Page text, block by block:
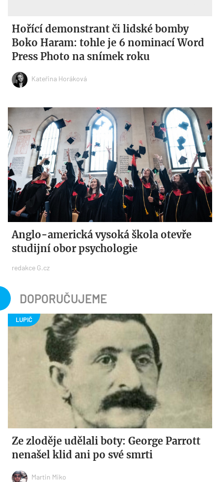
Hořící demonstrant či lidské bomby
Boko Haram: tohle je 6 nominací Word
Press Photo na snímek roku
Kateřina Horáková
Anglo-americká vysoká škola otevře
studijní obor psychologie
redakce G.cz
DOPORUČUJEME
Ze zloděje udělali boty: George Parrott
nenašel klid ani po své smrti
Martin Miko